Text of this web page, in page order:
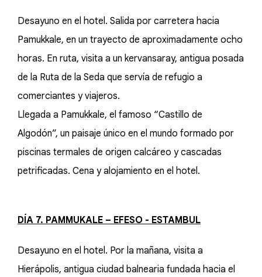
Desayuno en el hotel. Salida por carretera hacia
Pamukkale, en un trayecto de aproximadamente ocho
horas. En ruta, visita a un kervansaray, antigua posada
de la Ruta de la Seda que servía de refugio a
comerciantes y viajeros.
Llegada a Pamukkale, el famoso “Castillo de
Algodón”, un paisaje único en el mundo formado por
piscinas termales de origen calcáreo y cascadas
petrificadas. Cena y alojamiento en el hotel.
DÍA 7. PAMMUKALE – EFESO - ESTAMBUL
Desayuno en el hotel. Por la mañana, visita a
Hierápolis, antigua ciudad balnearia fundada hacia el